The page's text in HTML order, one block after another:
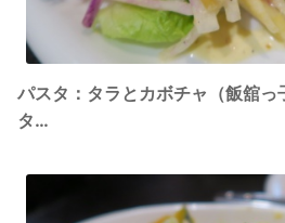
パスタ：タラとカボチャ（飯舘っ
タ…